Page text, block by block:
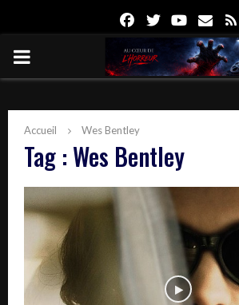
FacebookTwitterYoutube
Email
PRIMARY
Accueil Wes Bentley
Tag : Wes Bentley